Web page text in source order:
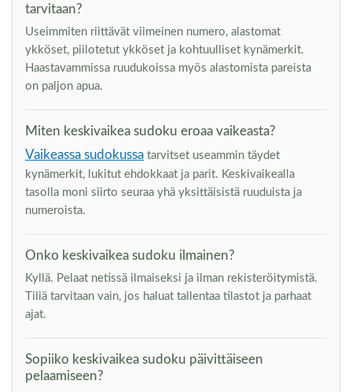
tarvitaan?
Useimmiten riittävät viimeinen numero, alastomat
ykköset, piilotetut ykköset ja kohtuulliset kynämerkit.
Haastavammissa ruudukoissa myös alastomista pareista
on paljon apua.
Miten keskivaikea sudoku eroaa vaikeasta?
Vaikeassa sudokussa tarvitset useammin täydet
kynämerkit, lukitut ehdokkaat ja parit. Keskivaikealla
tasolla moni siirto seuraa yhä yksittäisistä ruuduista ja
numeroista.
Onko keskivaikea sudoku ilmainen?
Kyllä. Pelaat netissä ilmaiseksi ja ilman rekisteröitymistä.
Tiliä tarvitaan vain, jos haluat tallentaa tilastot ja parhaat
ajat.
Sopiiko keskivaikea sudoku päivittäiseen
pelaamiseen?